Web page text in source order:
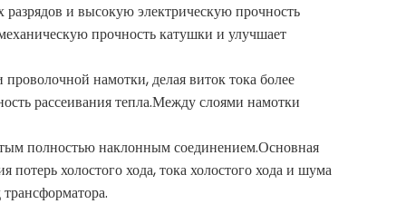
и высокую электрическую прочность
прочность катушки и улучшает
намотки, делая виток тока более
рассеивания тепла.Между слоями намотки
полностью наклонным соединением.Основная
холостого хода, тока холостого хода и шума